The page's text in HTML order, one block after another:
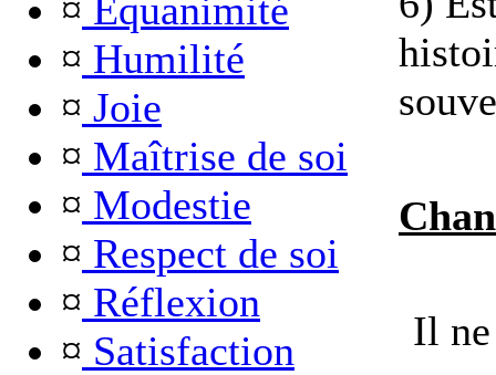
¤ Equanimité
¤ Humilité
¤ Joie
¤ Maîtrise de soi
¤ Modestie
¤ Respect de soi
¤ Réflexion
¤ Satisfaction
Il